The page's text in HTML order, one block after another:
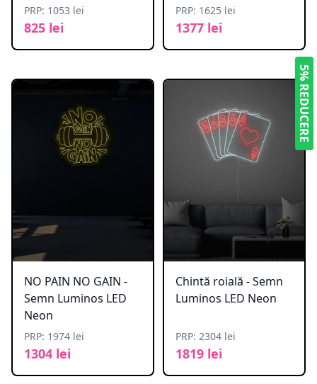
PRP: 1053 lei
825 lei
PRP: 1625 lei
1377 lei
NO PAIN NO GAIN -
Semn Luminos LED
Neon
PRP: 1974 lei
1304 lei
Chintă roială - Semn
Luminos LED Neon
PRP: 2304 lei
1819 lei
5% REDUCERE